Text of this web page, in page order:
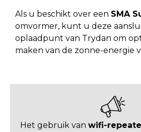
Als u beschikt over een SMA
omvormer, kunt u deze
oplaadpunt van Trydan om
maken van de zonne-energie
Het gebruik van wifi-